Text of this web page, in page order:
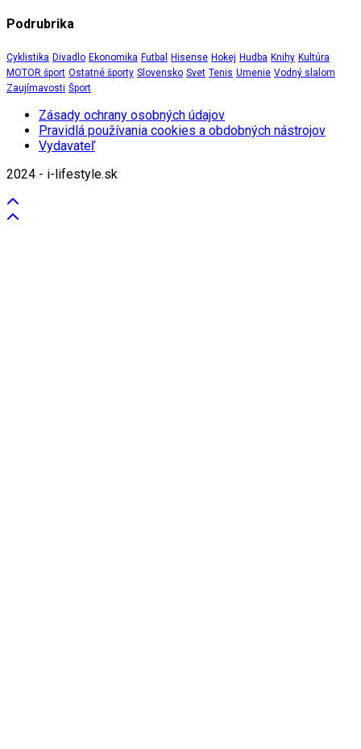
Podrubrika
Cyklistika Divadlo Ekonomika Futbal Hisense Hokej Hudba Knihy Kultúra
MOTOR šport Ostatné športy Slovensko Svet Tenis Umenie Vodný slalom
Zaujímavosti Šport
Zásady ochrany osobných údajov
Pravidlá používania cookies a obdobných nástrojov
Vydavateľ
2024 - i-lifestyle.sk